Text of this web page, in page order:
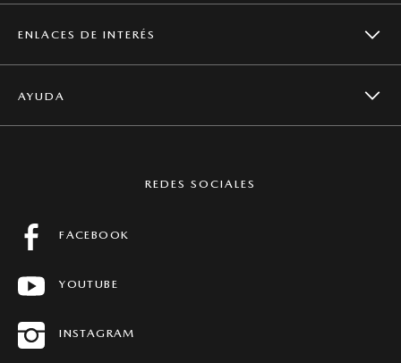
CAMPAÑAS DE SEGURIDAD
ENLACES DE INTERÉS
NOTICIAS
AYUDA
PREGUNTAS FRECUENTES
REDES SOCIALES
FACEBOOK
YOUTUBE
INSTAGRAM